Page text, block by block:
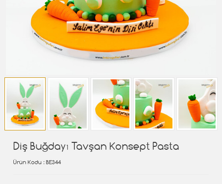
Diş Buğdayı Tavşan Konsept Pasta
Ürün Kodu : BE344